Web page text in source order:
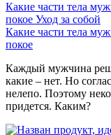
Какие части тела
покое Уход за собой
Какие части тела
покое
Каждый мужчина
какие – нет. Но
нелепо. Поэтому
придется. Каким?